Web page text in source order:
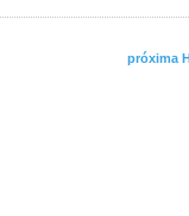
próxima